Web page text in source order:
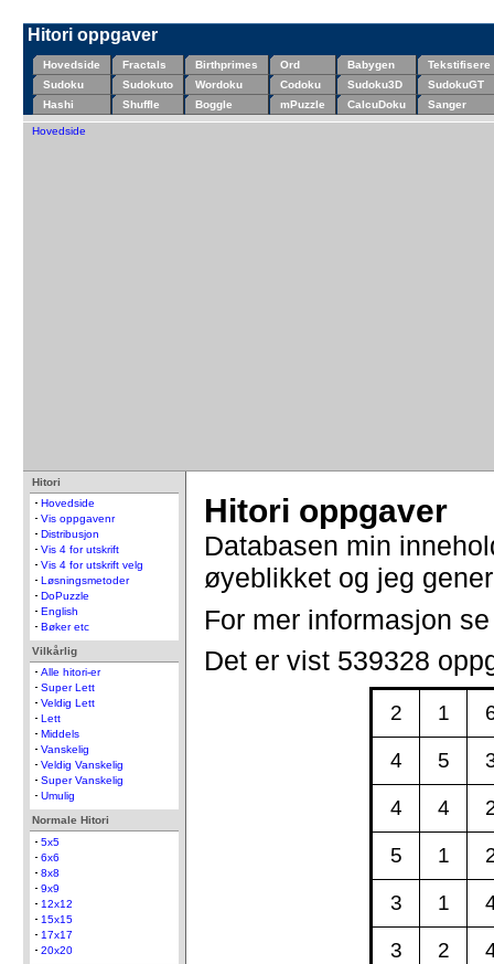
Hitori oppgaver
Hovedside Fractals Birthprimes Ord Babygen
Tekstifisere
Sudoku
Sudokuto Wordoku Codoku Sudoku3D
SudokuGT
Hashi
Shuffle Boggle mPuzzle CalcuDoku Sanger
Hovedside
Hitori
Hovedside
Vis oppgavenr
Distribusjon
Vis 4 for utskrift
Vis 4 for utskrift velg
Løsningsmetoder
DoPuzzle
English
Bøker etc
Vilkårlig
Alle hitori-er
Super Lett
Veldig Lett
Lett
Middels
Vanskelig
Veldig Vanskelig
Super Vanskelig
Umulig
Normale Hitori
5x5
6x6
8x8
9x9
12x12
15x15
17x17
20x20
Hitori oppgaver
Databasen min
øyeblikket og jeg
For mer informasjon
Det er vist 539328
2 1
4 5
4 4
5 1
3 1
3 2